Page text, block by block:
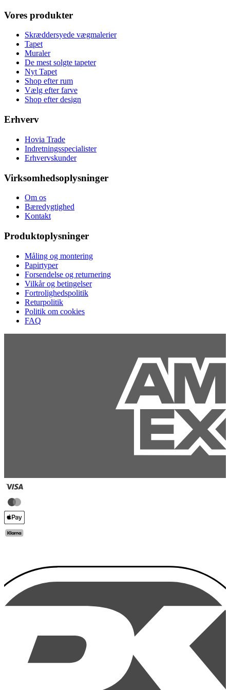
Vores produkter
Skræddersyede vægmalerier
Tapet
Muraler
De mest solgte tapeter
Nyt Tapet
Shop efter rum
Vælg efter farve
Shop efter design
Erhverv
Hovia Trade
Indretningsspecialister
Erhvervskunder
Virksomhedsoplysninger
Om os
Bæredygtighed
Kontakt
Produktoplysninger
Måling og montering
Papirtyper
Forsendelse og returnering
Vilkår og betingelser
Fortrolighedspolitik
Returpolitik
Politik om cookies
FAQ